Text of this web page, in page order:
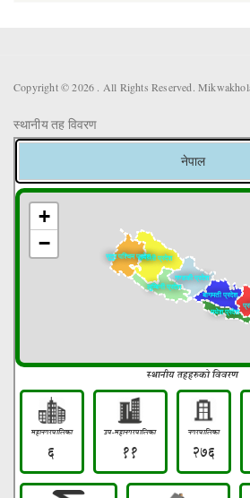
Copyright © 2026 . All Rights Reserved.
स्थानीय तह विवरण